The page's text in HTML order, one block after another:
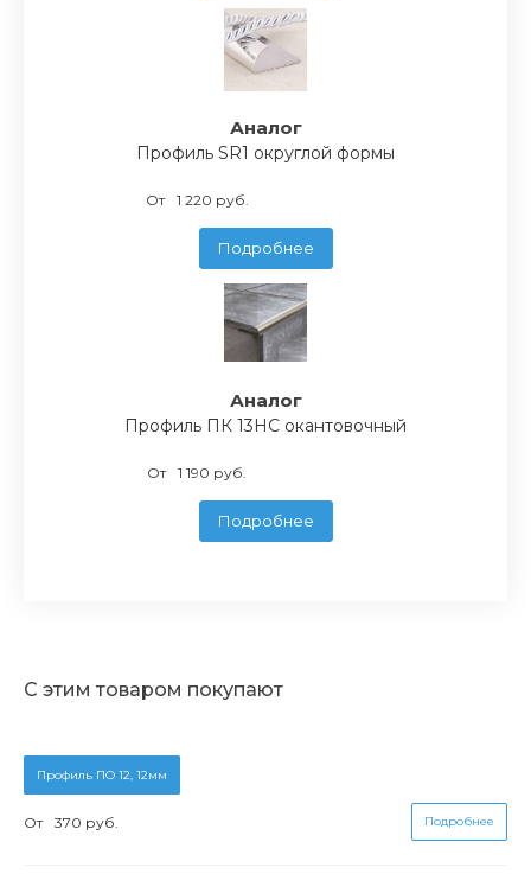
Аналог
Профиль SR1 округлой формы
От 1 220 руб.
Подробнее
Аналог
Профиль ПК 13НС окантовочный
От 1 190 руб.
Подробнее
С этим товаром покупают
Профиль ПО 12, 12мм
От 370 руб. Подробнее